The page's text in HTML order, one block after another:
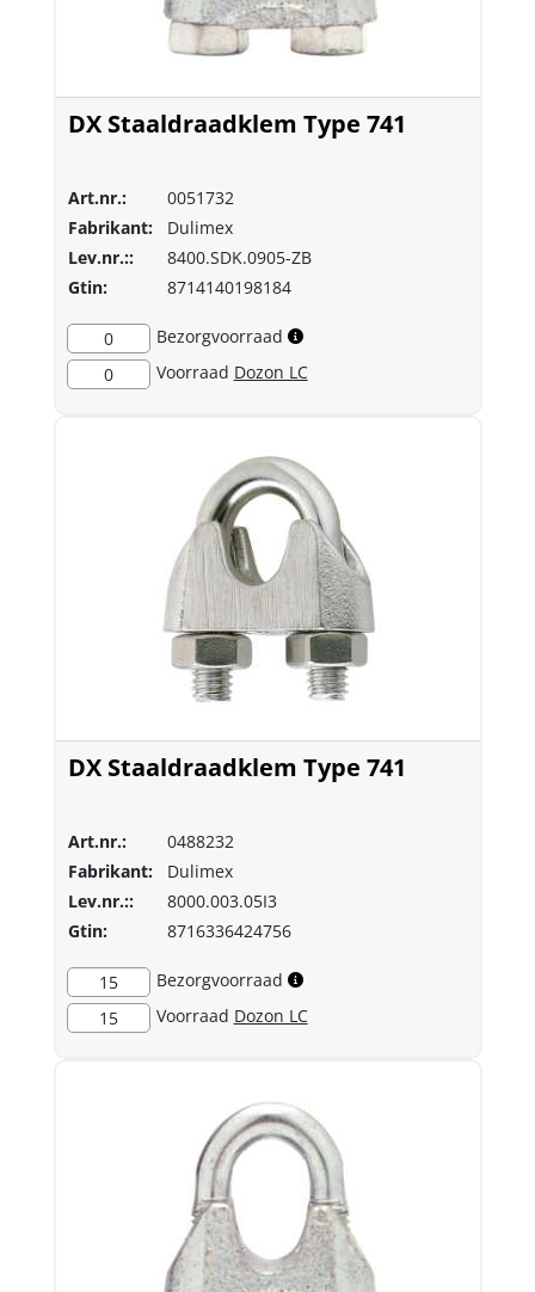
DX Staaldraadklem Type 741
Art.nr.:
0051732
Fabrikant:
Dulimex
Lev.nr.::
8400.SDK.0905-ZB
Gtin:
8714140198184
0
Bezorgvoorraad
0
Voorraad Dozon LC
DX Staaldraadklem Type 741
Art.nr.:
0488232
Fabrikant:
Dulimex
Lev.nr.::
8000.003.05I3
Gtin:
8716336424756
15
Bezorgvoorraad
15
Voorraad Dozon LC